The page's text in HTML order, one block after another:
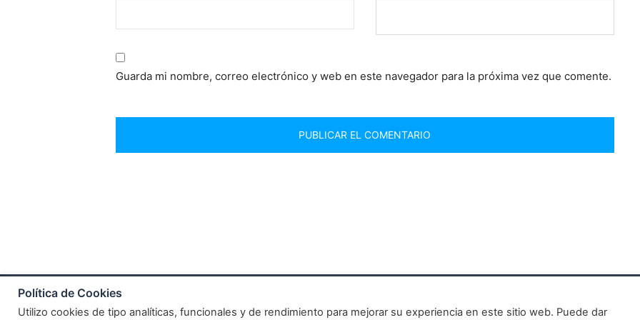
Guarda mi nombre, correo electrónico y web en este navegador para la próxima vez que comente.
© 2021 Todos los derechos reservados Comunicación y verdad
Política de Cookies
Utilizo cookies de tipo analíticas, funcionales y de rendimiento para mejorar su experiencia en este sitio web. Puede dar